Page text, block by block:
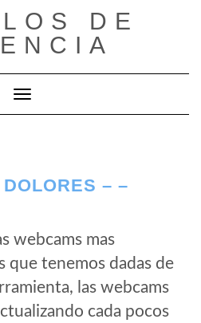
DE
Cambiar modo de navegación
– –
webcams mas
que tenemos dadas de
las webcams
cada pocos